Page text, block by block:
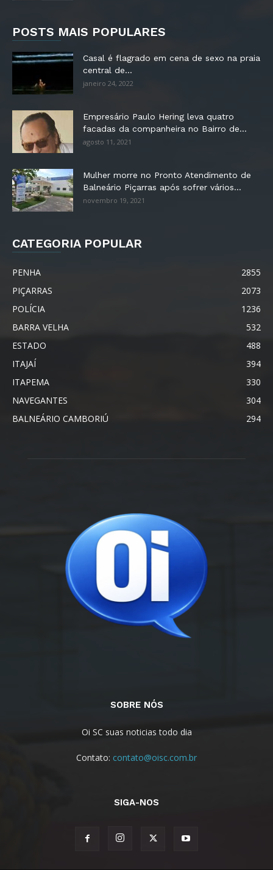
POSTS MAIS POPULARES
Casal é flagrado em cena de sexo na praia
central de...
janeiro 24, 2022
Empresário Paulo Hering leva quatro
facadas da companheira no Bairro de...
agosto 11, 2021
Mulher morre no Pronto Atendimento de
Balneário Piçarras após sofrer vários...
novembro 19, 2021
CATEGORIA POPULAR
PENHA
2855
PIÇARRAS
2073
POLÍCIA
1236
BARRA VELHA
532
ESTADO
488
ITAJAÍ
394
ITAPEMA
330
NAVEGANTES
304
BALNEÁRIO CAMBORIÚ
294
SOBRE NÓS
Oi SC suas noticias todo dia
Contato: contato@oisc.com.br
SIGA-NOS